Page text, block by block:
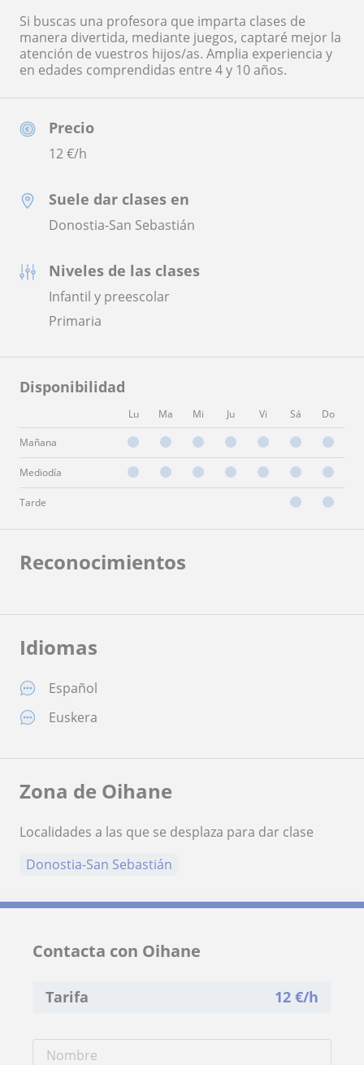
Precio
12€/h
Suele dar clases en
Donostia-San Sebastián
Niveles de las clases
Infantil y preescolar
Primaria
Disponibilidad
Lu Ma Mi Ju Vi Sá Do
Mañana
Mediodía
Tarde
Si buscas una profesora que imparta clases de
manera divertida, mediante juegos, captaré mejor la
atención de vuestros hijos/as. Amplia experiencia y
en edades comprendidas entre 4 y 10 años.
Reconocimientos
Idiomas
Español
Euskera
Zona de Oihane
Localidades a las que se desplaza para dar clase
Donostia-San Sebastián
Contacta con Oihane
Tarifa 12 €/h